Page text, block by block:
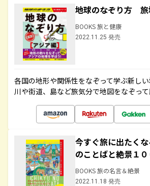
地球のなぞり方
BOOKS 旅と健康
2022.11.25 発売
各国の地形や関係性をなぞって学ぶ新しい
川や街道、島など旅気分で地図をなぞって
今すぐ旅に出たく
のことばと絶景１０
BOOKS 旅の名言＆絶景
2022.11.18 発売